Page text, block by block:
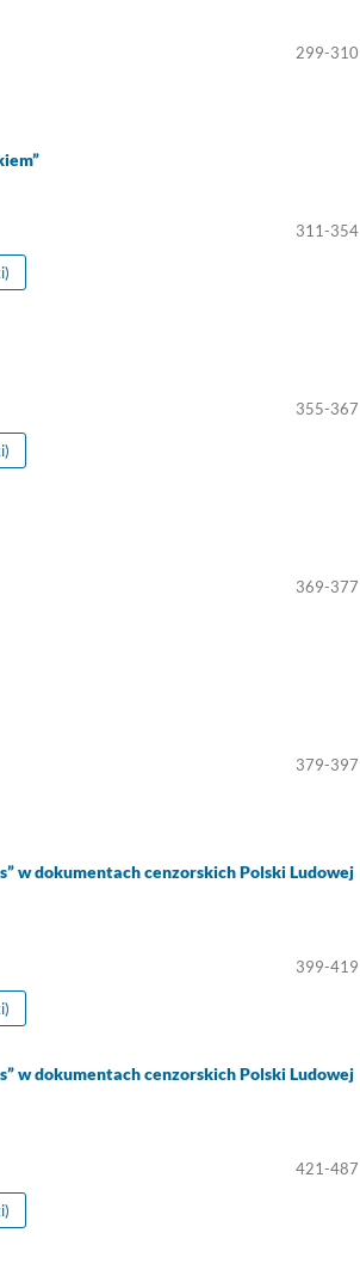
299-310
311-354
355-367
369-377
379-397
w dokumentach cenzorskich Polski Ludowej
399-419
w dokumentach cenzorskich Polski Ludowej
421-487